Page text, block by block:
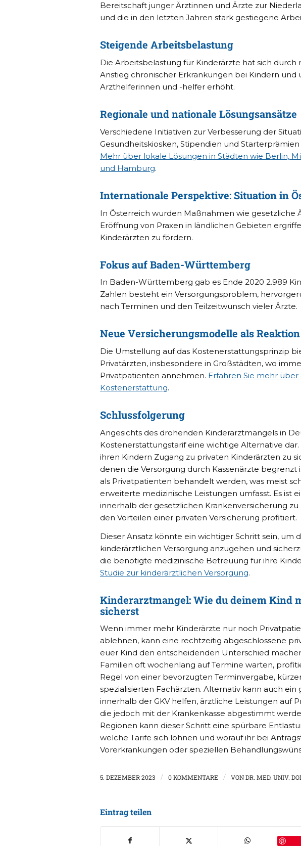
Bereitschaft junger Ärztinnen und Ärzte zur
und die in den letzten Jahren stark gestiegene
Steigende Arbeitsbelastung
Die Arbeitsbelastung für Kinderärzte hat sich
Anstieg chronischer Erkrankungen bei Kindern
Arzthelferinnen und -helfer erhöht.
Regionale und nationale Lösungsansätze
Verschiedene Initiativen zur Verbesserung der
Gesundheitskiosken, Stipendien und
Mehr über lokale Lösungen in Städten wie Berlin,
und Hamburg.
Internationale Perspektive: Situation in
In Österreich wurden Maßnahmen wie gesetzliche
Eröffnung von Praxen in ländlichen Gebieten
Kinderärzten zu fördern.
Fokus auf Baden-Württemberg
In Baden-Württemberg gab es Ende 2020 2.989
Zahlen besteht ein Versorgungsproblem,
nach Terminen und den Teilzeitwunsch vieler Ärzte.
Neue Versicherungsmodelle als
Die Umstellung auf das Kostenerstattungsprinzip
Privatärzten, insbesondere in Großstädten, wo
Privatpatienten annehmen. Erfahren Sie mehr
Kostenerstattung.
Schlussfolgerung
Angesichts des drohenden Kinderarztmangels in
Kostenerstattungstarif eine wichtige Alternative
ihren Kindern Zugang zu privaten Kinderärzten zu
denen die Versorgung durch Kassenärzte begrenzt
als Privatpatienten behandelt werden, was meist
erweiterte medizinische Leistungen umfasst. Es ist
innerhalb der gesetzlichen Krankenversicherung
den Vorteilen einer privaten Versicherung profitiert.
Dieser Ansatz könnte ein wichtiger Schritt sein, um
kinderärztlichen Versorgung anzugehen und
die benötigte medizinische Betreuung für ihre
Studie zur kinderärztlichen Versorgung.
Kinderarztmangel: Wie du deinem Kind
sicherst
Wenn immer mehr Kinderärzte nur noch
ablehnen, kann eine rechtzeitig abgeschlossene
euer Kind den entscheidenden Unterschied
Familien oft wochenlang auf Termine warten,
Regel von einer bevorzugten Terminvergabe,
spezialisierten Fachärzten. Alternativ kann auch
innerhalb der GKV helfen, ärztliche Leistungen auf
die jedoch mit der Krankenkasse abgestimmt
Regionen kann dieser Schritt eine spürbare
welche Tarife sich lohnen und worauf ihr bei
Vorerkrankungen oder speziellen
5. DEZEMBER 2023 / 0 KOMMENTARE / VONDR. MED. UNIV.
Eintrag teilen